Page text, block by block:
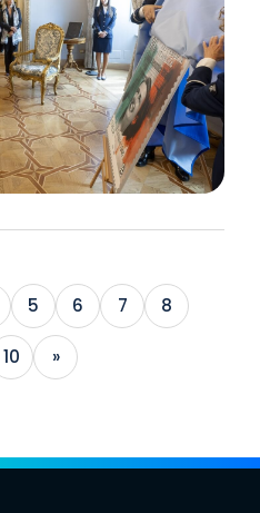
5 6 7 8
10 »